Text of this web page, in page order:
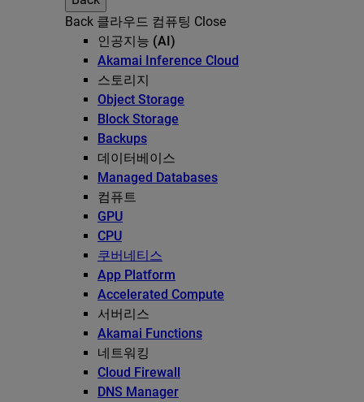
Back 클라우드 컴퓨팅 Close
인공지능 (AI)
Akamai Inference Cloud
스토리지
Object Storage
Block Storage
Backups
데이터베이스
Managed Databases
컴퓨트
GPU
CPU
쿠버네티스
App Platform
Accelerated Compute
서버리스
Akamai Functions
네트워킹
Cloud Firewall
DNS Manager